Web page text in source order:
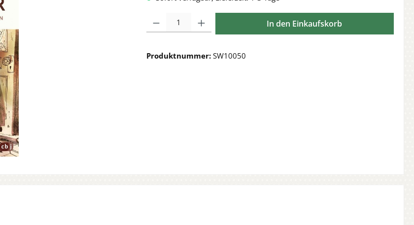
Produkt Anzahl: Gib den gewünschten Wert ein oder benutze die
In den Einkaufskorb
Produktnummer: SW10050